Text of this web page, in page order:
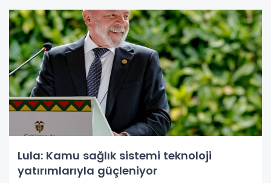
Lula: Kamu sağlık sistemi teknoloji
yatırımlarıyla güçleniyor